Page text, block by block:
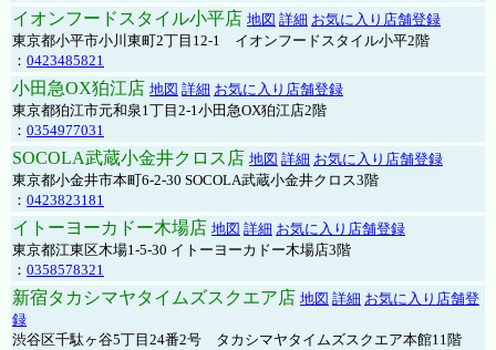
イオンフードスタイル小平店 地図 詳細 お気に入り店舗登録
東京都小平市小川東町2丁目12-1 イオンフードスタイル小平2階
： 0423485821
小田急OX狛江店 地図 詳細 お気に入り店舗登録
東京都狛江市元和泉1丁目2-1小田急OX狛江店2階
： 0354977031
SOCOLA武蔵小金井クロス店 地図 詳細 お気に入り店舗登録
東京都小金井市本町6-2-30 SOCOLA武蔵小金井クロス3階
： 0423823181
イトーヨーカドー木場店 地図 詳細 お気に入り店舗登録
東京都江東区木場1-5-30 イトーヨーカドー木場店3階
： 0358578321
新宿タカシマヤタイムズスクエア店 地図 詳細 お気に入り店舗登
録
渋谷区千駄ヶ谷5丁目24番2号 タカシマヤタイムズスクエア本館11階